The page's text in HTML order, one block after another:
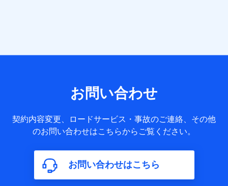
サービス提供等を通じて取得した、以下の情報などの個人デ
基本情報
氏名、電話番号、メールアドレス、お客さまの識別子、
属性、連絡先、dポイントサービスのご利用に関する情
構成、住所、dポイント残高、dポイント利用履歴などが
含まれます。
利用情報
お問い合わせ
契約内容変更、ロードサービス・事故のご連絡、その他
のお問い合わせはこちらからご覧ください。
お問い合わせはこちら